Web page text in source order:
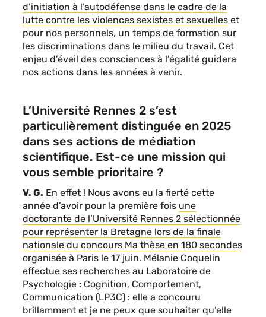
d’initiation à l’autodéfense dans le cadre de la
lutte contre les violences sexistes et sexuelles et
pour nos personnels, un temps de formation sur
les discriminations dans le milieu du travail. Cet
enjeu d’éveil des consciences à l’égalité guidera
nos actions dans les années à venir.
L’Université Rennes 2 s’est
particulièrement distinguée en 2025
dans ses actions de médiation
scientifique. Est-ce une mission qui
vous semble prioritaire ?
V. G. En effet ! Nous avons eu la fierté cette
année d’avoir pour la première fois une
doctorante de l’Université Rennes 2 sélectionnée
pour représenter la Bretagne lors de la finale
nationale du concours Ma thèse en 180 secondes
organisée à Paris le 17 juin. Mélanie Coquelin
effectue ses recherches au Laboratoire de
Psychologie : Cognition, Comportement,
Communication (LP3C) : elle a concouru
brillamment et je ne peux que souhaiter qu’elle